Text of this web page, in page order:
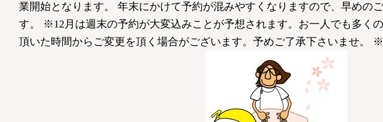
業開始となります。 年末にかけて予約が混みやすくなりますので、早めの
す。 ※12月は週末の予約が大変込みことが予想されます。お一人でも多く
頂いた時間からご変更を頂く場合がございます。予めご了承下さいませ。